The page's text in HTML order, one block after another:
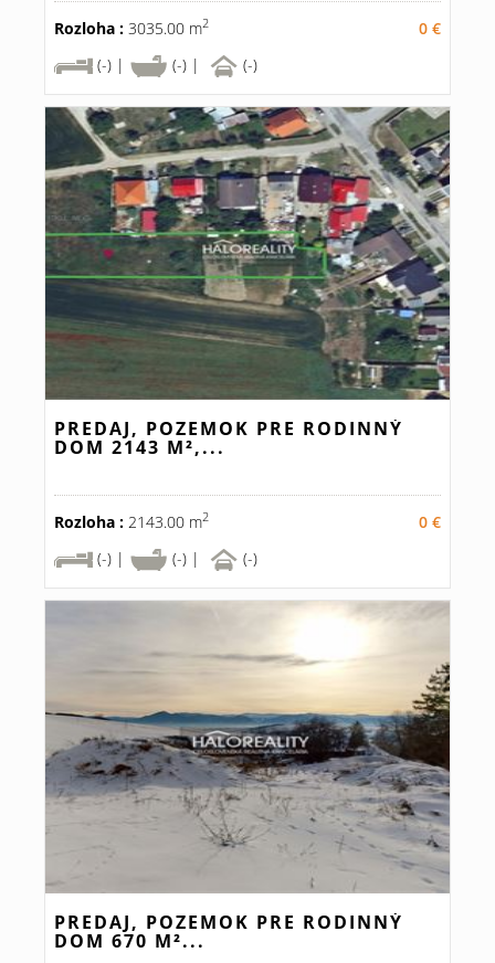
Rozloha : 3035.00 m2
0 €
(-) |
(-) | (-)
PREDAJ, POZEMOK PRE RODINNÝ
DOM 2143 M²,...
Rozloha : 2143.00 m2
0 €
(-) |
(-) | (-)
PREDAJ, POZEMOK PRE RODINNÝ
DOM 670 M²...